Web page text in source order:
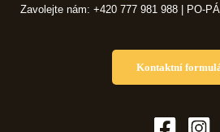
Zavolejte nám: +420 777 981 988 | PO-
Kontaktní